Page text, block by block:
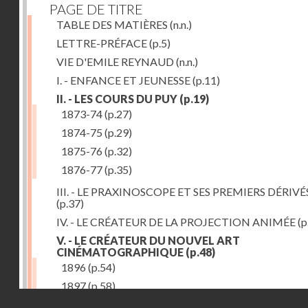
PAGE DE TITRE
TABLE DES MATIÈRES (n.n.)
LETTRE-PRÉFACE(p.5)
VIE D'EMILE REYNAUD (n.n.)
I. - ENFANCE ET JEUNESSE(p.11)
II. - LES COURS DU PUY (p.19)
1873-74(p.27)
1874-75 (p.29)
1875-76 (p.32)
1876-77(p.35)
III. - LE PRAXINOSCOPE ET SES PREMIERS
(p.37)
IV. - LE CRÉATEUR DE LA PROJECTION ANIMÉE
V. - LE CRÉATEUR DU NOUVEL ART
CINÉMATOGRAPHIQUE (p.48)
1896 (p.54)
1897(p.58)